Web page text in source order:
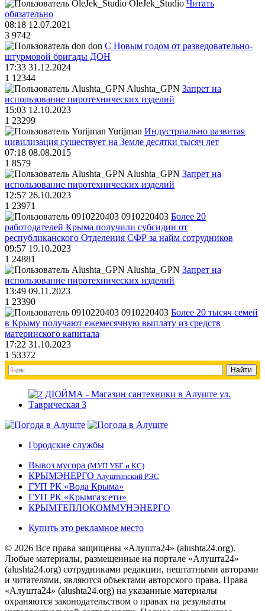
OleJek_Studio Читать
обязательно
08:18 12.07.2021
3 9742
don С Новым годом от разведовательно-
штурмовой бригады ДОН
17:33 31.12.2024
1 12344
Alushta_GPN Запрет на
использование пиротехнических изделий
15:03 12.10.2023
1 23299
Yurijman Индустриально развитая
цивилизация существует на Земле десятки тысяч лет
07:18 08.08.2015
1 8579
Alushta_GPN Запрет на
использование пиротехнических изделий
12:57 26.10.2023
1 23971
0910220403 Более 20
работодателей Крыма получили субсидии от
республиканского Отделения СФР за найм сотрудников
09:57 19.10.2023
1 24881
Alushta_GPN Запрет на
использование пиротехнических изделий
13:49 09.11.2023
1 23390
0910220403 Более 20 тысяч семей
в Крыму получают ежемесячную выплату из средств
материнского капитала
17:22 31.10.2023
1 53372
Городские службы
Вывоз мусора (МУП УБГ и КС)
КРЫМЭНЕРГО Алуштинский РЭС
ГУП РК «Вода Крыма»
ГУП РК «Крымгазсети»
КРЫМТЕПЛОКОММУНЭНЕРГО
Купить это рекламное место
© 2026 Все права защищены «Алушта24» (alushta24.org).
Любые материалы, размещенные на портале «Алушта24»
(alushta24.org) сотрудниками редакции, нештатными авторами
и читателями, являются объектами авторского права. Права
«Алушта24» (alushta24.org) на указанные материалы
охраняются законодательством о правах на результаты